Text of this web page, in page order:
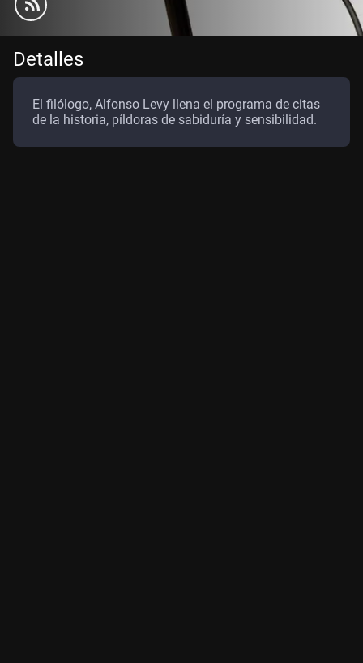
Detalles
El filólogo, Alfonso Levy llena el programa de citas
de la historia, píldoras de sabiduría y sensibilidad.